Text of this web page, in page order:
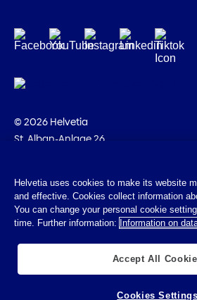
© 2026 Helvetia
St. Alban-Anlage 26
Impressum
Disposizioni giuridiche
Helvetia uses cookies to make its website
and effective. Cookies collect information
You can change your personal cookie
time. Further information: Information on
Accept All
Cookies Settings